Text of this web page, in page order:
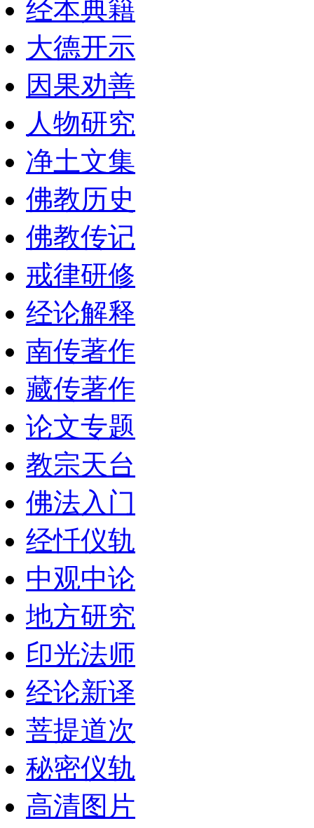
经本典籍
大德开示
因果劝善
人物研究
净土文集
佛教历史
佛教传记
戒律研修
经论解释
南传著作
藏传著作
论文专题
教宗天台
佛法入门
经忏仪轨
中观中论
地方研究
印光法师
经论新译
菩提道次
秘密仪轨
高清图片